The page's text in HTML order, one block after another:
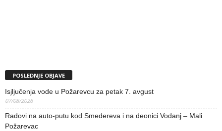
POSLEDNJE OBJAVE
Isjljučenja vode u Požarevcu za petak 7. avgust
07/08/2026
Radovi na auto-putu kod Smedereva i na deonici Vodanj – Mali
Požarevac